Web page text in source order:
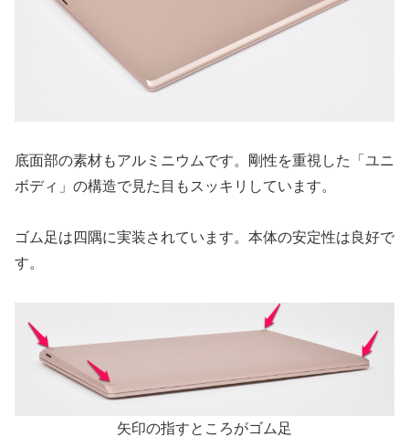
底面部の素材もアルミニウムです。剛性を重視した「ユニ
ボディ」の構造で見た目もスッキリしています。
ゴム足は四隅に実装されています。本体の安定性は良好で
す。
矢印の指すところがゴム足